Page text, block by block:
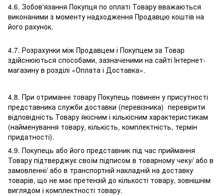
4.6. Зобов'язання Покупця по оплаті Товару вважаються
виконаними з моменту надходження Продавцю коштів на
його рахунок.
4.7. Розрахунки між Продавцем і Покупцем за Товар
здійснюються способами, зазначеними на сайті Інтернет-
магазину в розділі «Оплата і Доставка».
4.8. При отриманні товару Покупець повинен у присутності
представника служби доставки (перевізника) перевірити
відповідність Товару якісним і кількісним характеристикам
(найменування товару, кількість, комплектність, термін
придатності).
4.9. Покупець або його представник під час приймання
Товару підтверджує своїм підписом в товарному чеку/ або в
замовленні/ або в транспортній накладній на доставку
товарів, що не має претензій до кількості товару, зовнішнім
виглядом і комплектності товару.